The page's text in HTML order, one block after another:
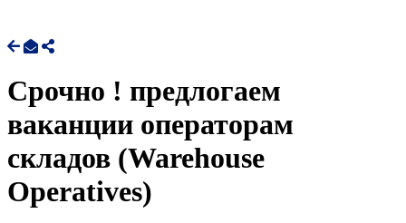
Срочно ! предлогаем
ваканции операторам
складов (Warehouse
Operatives)